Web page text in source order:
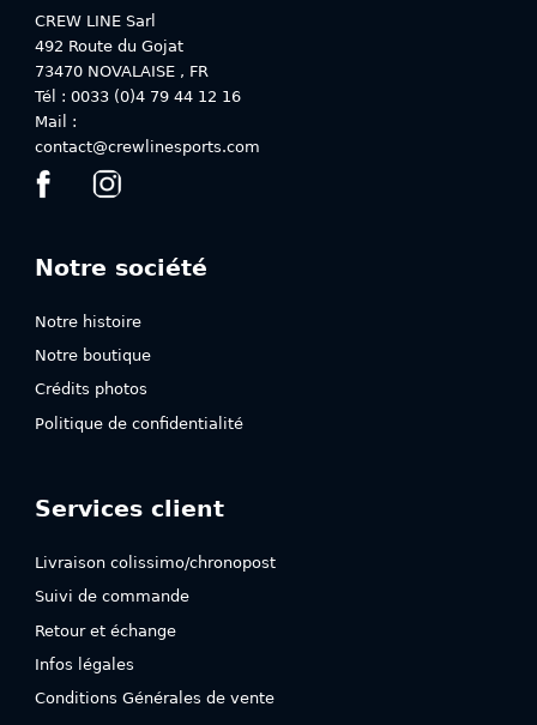
CREW LINE Sarl
492 Route du Gojat
73470 NOVALAISE , FR
Tél : 0033 (0)4 79 44 12 16
Mail :
contact@crewlinesports.com
Notre société
Notre histoire
Notre boutique
Crédits photos
Politique de confidentialité
Services client
Livraison colissimo/chronopost
Suivi de commande
Retour et échange
Infos légales
Conditions Générales de vente